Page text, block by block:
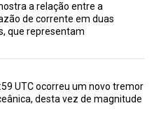
a relação entre a
de corrente em duas
que representam
UTC ocorreu um novo tremor
desta vez de magnitude